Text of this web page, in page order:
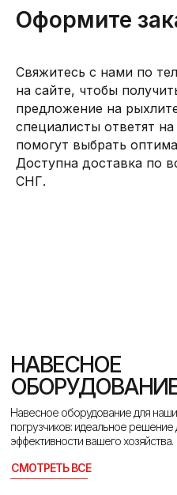
Оформите
Свяжитесь с нами по
на сайте, чтобы
предложение на
специалисты ответят
помогут выбрать
Доступна доставка по
СНГ.
НАВЕСНОЕ
Навесное оборудование для
погрузчиков: идеальное
эффективности вашего хозяйства.
СМОТРЕТЬ ВСЕ